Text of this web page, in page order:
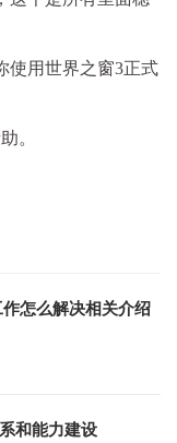
使用世界之窗3正式
。
怎么解决相关介绍
和能力建设